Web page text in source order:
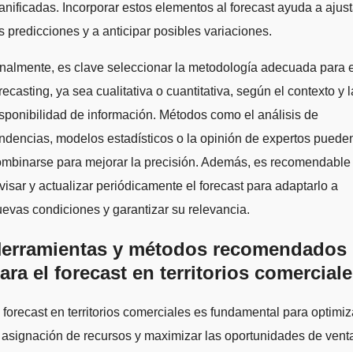
Incorporar estos elementos al forecast ayuda a
predicciones y a anticipar posibles variaciones.
es clave seleccionar la metodología adecuada para
ya sea cualitativa o cuantitativa, según el contexto y
de información. Métodos como el análisis de
modelos estadísticos o la opinión de expertos
para mejorar la precisión. Además, es recomendable
y actualizar periódicamente el forecast para adaptarlo a
condiciones y garantizar su relevancia.
y métodos recomendados
el forecast en territorios
forecast en territorios comerciales es fundamental para
de recursos y maximizar las oportunidades de